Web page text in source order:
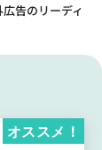
告のリーディ
オススメ！